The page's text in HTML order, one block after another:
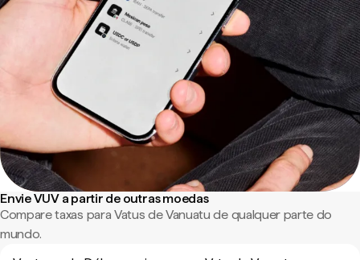
Envie VUV a partir de outras moedas
Compare taxas para Vatus de Vanuatu de qualquer parte do
mundo.